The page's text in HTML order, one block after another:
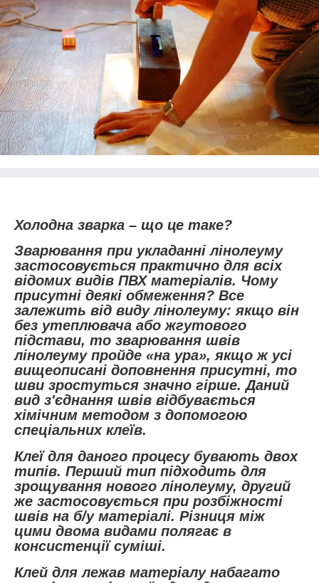
Холодна зварка – що це таке?
Зварювання при укладанні лінолеуму
застосовується практично для всіх
відомих видів ПВХ матеріалів. Чому
присутні деякі обмеження? Все
залежить від виду лінолеуму: якщо він
без утеплювача або жгутового
підстави, то зварювання швів
лінолеуму пройде «на ура», якщо ж усі
вищеописані доповнення присутні, то
шви зростуться значно гірше. Даний
вид з'єднання швів відбувається
хімічним методом з допомогою
спеціальних клеїв.
Клеї для даного процесу бувають двох
типів. Перший тип підходить для
зрощування нового лінолеуму, другий
же застосовується при розбіжності
швів на б/у матеріалі. Різниця між
цими двома видами полягає в
консистенції суміші.
Клей для лежав матеріалу набагато